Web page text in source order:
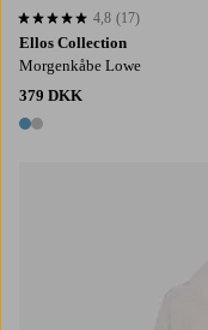
Ellos Collection
Morgenkåbe Lowe
379 DKK
2 farver
4,8 baseret på 17 bedømmelser
4,8 (17)